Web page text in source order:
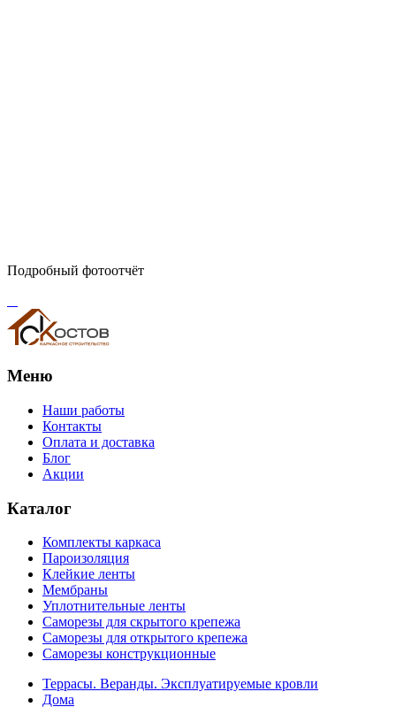
Подробный фотоотчёт
Меню
Наши работы
Контакты
Оплата и доставка
Блог
Акции
Каталог
Комплекты каркаса
Пароизоляция
Клейкие ленты
Мембраны
Уплотнительные ленты
Саморезы для скрытого крепежа
Саморезы для открытого крепежа
Саморезы конструкционные
Террасы. Веранды. Эксплуатируемые кровли
Дома